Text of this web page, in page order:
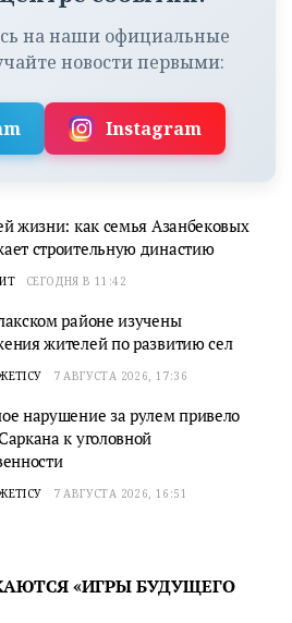
на наши официальные
новости первыми:
Instagram
жизни: как семья Азанбековых
строительную династию
СЕГОДНЯ В 11:42
районе изучены
жителей по развитию сел
7 АВГУСТА 2026, 17:36
нарушение за рулем привело
к уголовной
7 АВГУСТА 2026, 16:51
«ИГРЫ БУДУЩЕГО